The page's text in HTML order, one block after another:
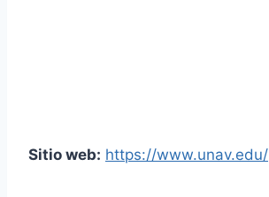
Sitio web: https://www.unav.edu/